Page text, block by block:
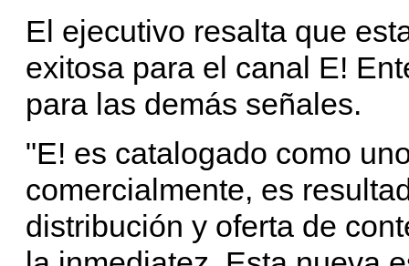
El ejecutivo resalta que
exitosa para el canal E!
para las demás señales.
"E! es catalogado como
comercialmente, es
distribución y oferta de